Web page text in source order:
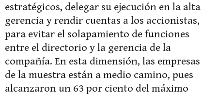
estratégicos, delegar su ejecución en la alta
gerencia y rendir cuentas a los accionistas,
para evitar el solapamiento de funciones
entre el directorio y la gerencia de la
compañía. En esta dimensión, las empresas
de la muestra están a medio camino, pues
alcanzaron un 63 por ciento del máximo